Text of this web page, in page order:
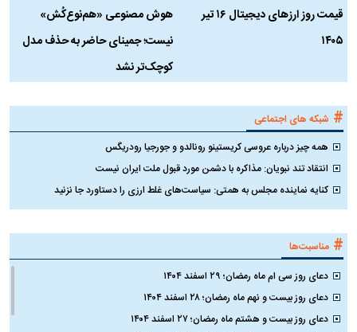
قیمت روز ارز‌های دیجیتال ۱۶ تیر
۱۴۰۵
هوش مصنوعی «هم‌نوع‌کُش»
نیست؛ جمینای حاضر به حذف مدل
کوچک‌تر نشد
# شبکه های اجتماعی
همه چیز درباره عروسی کریستینو رونالدو و جورجیا رودریگس
انتقاد تند نبویان: مذاکره با دشمن مورد قبول ملت ایران نیست
کنایه نماینده مجلس به همتی: سیاست‌های غلط ارزی را دستاورد جا نزنید
# مناسبت‌ها
دعای روز سی ام ماه رمضان؛ ۲۹ اسفند ۱۴۰۴
دعای روز بیست و نهم ماه رمضان؛ ۲۸ اسفند ۱۴۰۴
دعای روز بیست و هشتم ماه رمضان؛ ۲۷ اسفند ۱۴۰۴